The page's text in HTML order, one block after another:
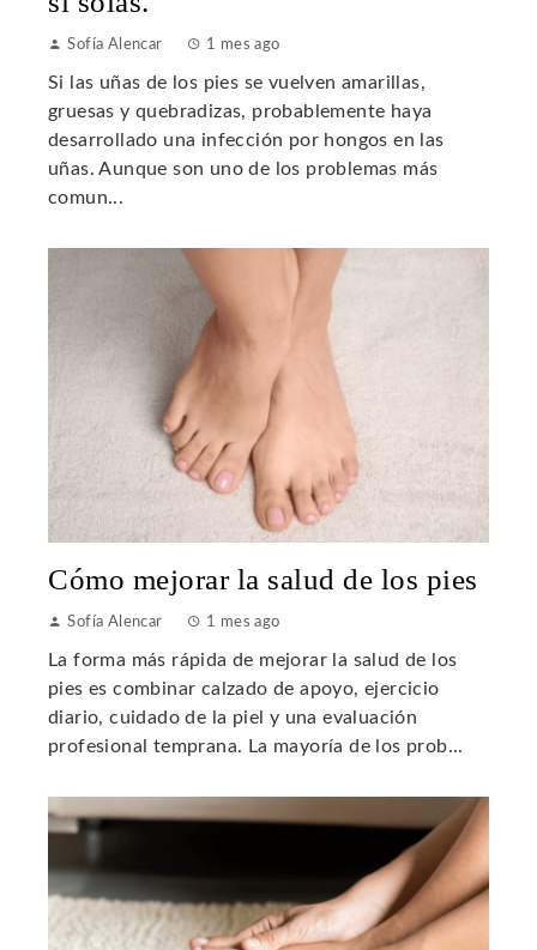
Sofía Alencar 1 mes ago
Si las uñas de los pies se vuelven amarillas,
gruesas y quebradizas, probablemente haya
desarrollado una infección por hongos en las
uñas. Aunque son uno de los problemas más
comun...
Cómo mejorar la salud de los pies
Sofía Alencar 1 mes ago
La forma más rápida de mejorar la salud de los
pies es combinar calzado de apoyo, ejercicio
diario, cuidado de la piel y una evaluación
profesional temprana. La mayoría de los prob...